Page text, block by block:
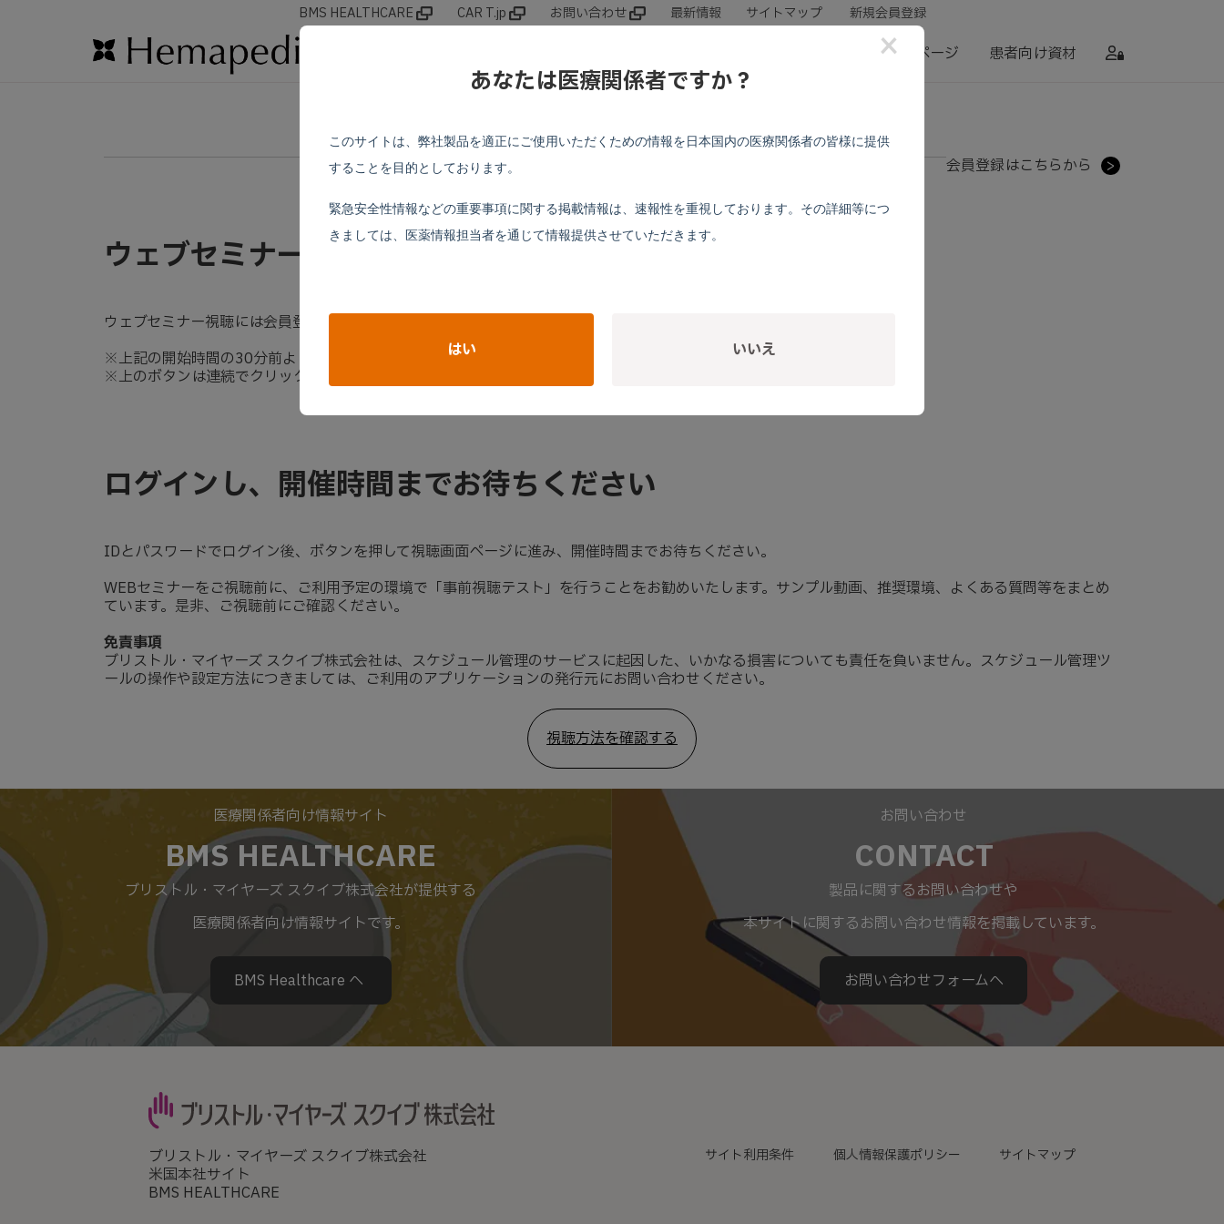
BMS HEALTHCARE CAR T.jp お問い合わせ 最新情報 サイトマップ 新規会員登録
特設ページ 患者向け資材
会員登録はこちらから >
ウェブセミナー視聴方法
ウェブセミナー視聴には会員登録が必要です。 登録には数日かかりますので、事前に会員登録を行ってください。
※上記の開始時間の30分前よりご視聴頂けます
※上のボタンは連続でクリックしないようにお願いします。
ログインし、開催時間までお待ちください
IDとパスワードでログイン後、ボタンを押して視聴画面ページに進み、開催時間までお待ちください。
WEBセミナーをご視聴前に、ご利用予定の環境で「事前視聴テスト」を行うことをお勧めいたします。サンプル動画、推奨環境、よくある質問等をまとめ
ています。是非、ご視聴前にご確認ください。
免責事項
ブリストル・マイヤーズ スクイブ株式会社は、スケジュール管理のサービスに起因した、いかなる損害についても責任を負いません。スケジュール管理ツ
ールの操作や設定方法につきましては、ご利用のアプリケーションの発行元にお問い合わせください。
視聴方法を確認する
医療関係者向け情報サイト
BMS HEALTHCARE
ブリストル・マイヤーズ スクイブ株式会社が提供する
医療関係者向け情報サイトです。
BMS Healthcare へ
お問い合わせ
CONTACT
製品に関するお問い合わせや
本サイトに関するお問い合わせ情報を掲載しています。
お問い合わせフォームへ
ブリストル・マイヤーズ スクイブ株式会社
米国本社サイト
BMS HEALTHCARE
サイト利用条件 個人情報保護ポリシー サイトマップ
×
あなたは医療関係者ですか？
このサイトは、弊社製品を適正にご使用いただくための情報を日本国内の医療関係者の皆様に提供
することを目的としております。
緊急安全性情報などの重要事項に関する掲載情報は、速報性を重視しております。その詳細等につ
きましては、医薬情報担当者を通じて情報提供させていただきます。
はい いいえ